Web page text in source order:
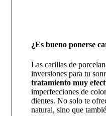
¿Es bueno ponerse
Las carillas de
inversiones para tu
tratamiento muy
imperfecciones de
dientes. No solo te
natural, sino que